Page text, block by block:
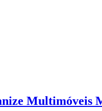
Multimóveis